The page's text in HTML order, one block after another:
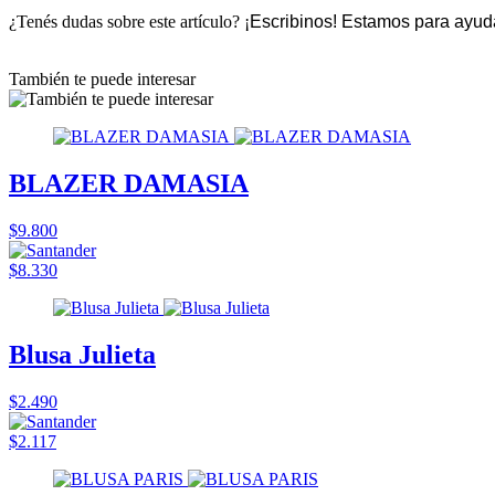
¿Tenés dudas sobre este artículo? ¡Escribinos! Estamos para
También te puede interesar
BLAZER DAMASIA
$9.800
$8.330
Blusa Julieta
$2.490
$2.117